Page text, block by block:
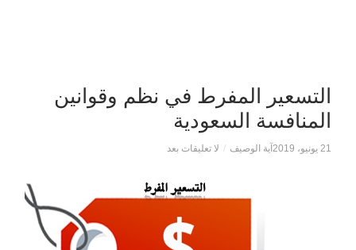
التسعير المفرط في نظم وقوانين
المنافسة السعودية
21 يونيو، 2019 آية الوصيف / لا تعليقات بعد